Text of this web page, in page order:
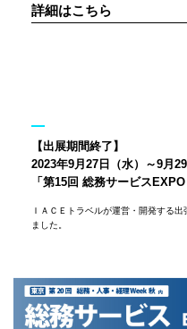
詳細はこちら
【出展期間終了】
2023年9月27日（水）～9月29
「第15回 総務サービス
ＩＡＣＥトラベルが運営・開発する
ました。